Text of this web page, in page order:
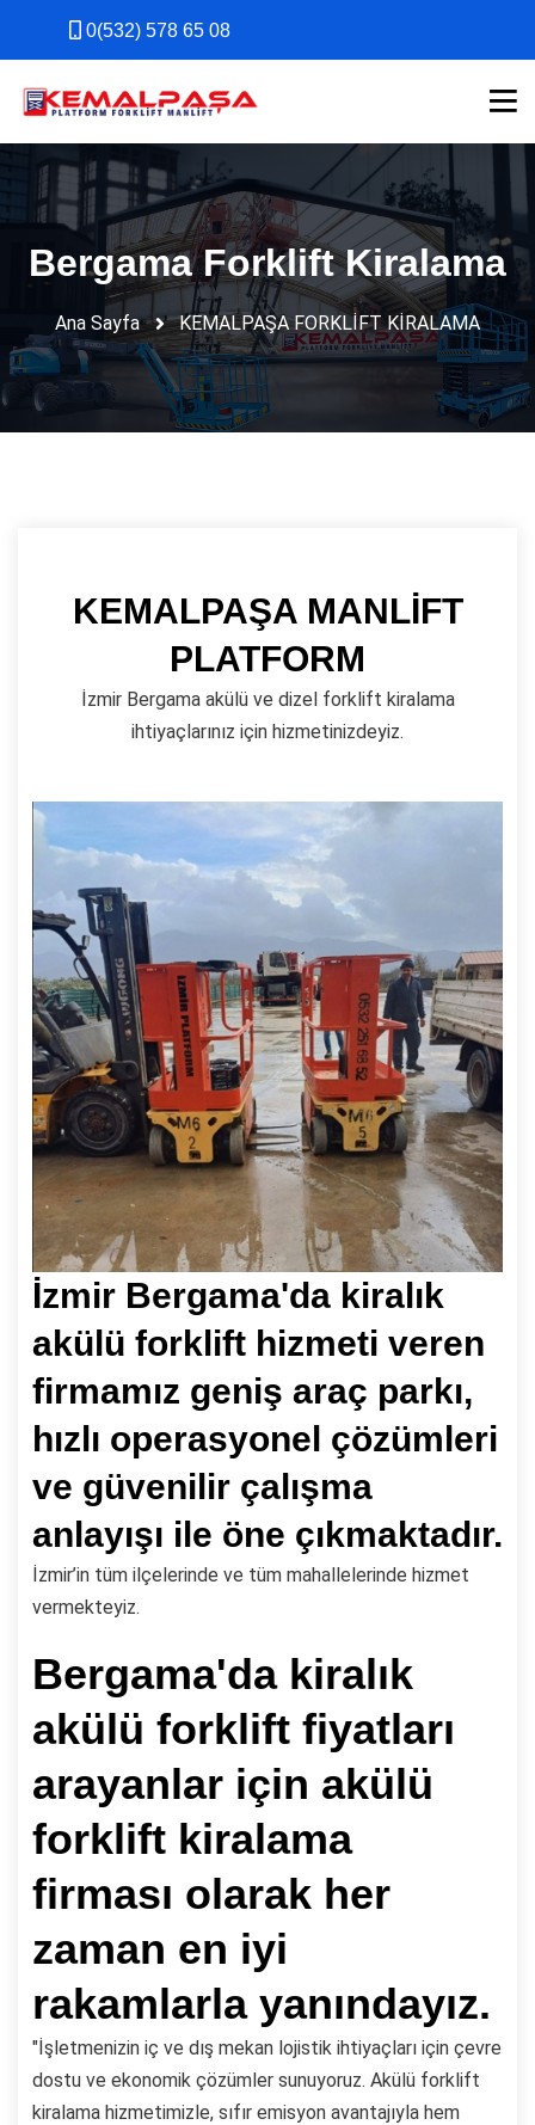
0(532) 578 65 08
0(532) 578 65 08
Bergama Forklift Kiralama
Ana Sayfa KEMALPAŞA FORKLİFT KİRALAMA
KEMALPAŞA MANLİFT
PLATFORM
İzmir Bergama akülü ve dizel forklift kiralama
ihtiyaçlarınız için hizmetinizdeyiz.
İzmir Bergama'da kiralık
akülü forklift hizmeti veren
firmamız geniş araç parkı,
hızlı operasyonel çözümleri
ve güvenilir çalışma
anlayışı ile öne çıkmaktadır.
İzmir’in tüm ilçelerinde ve tüm mahallelerinde hizmet
vermekteyiz.
Bergama'da kiralık
akülü forklift fiyatları
arayanlar için akülü
forklift kiralama
firması olarak her
zaman en iyi
rakamlarla yanındayız.
"İşletmenizin iç ve dış mekan lojistik ihtiyaçları için çevre
dostu ve ekonomik çözümler sunuyoruz. Akülü forklift
kiralama hizmetimizle, sıfır emisyon avantajıyla hem